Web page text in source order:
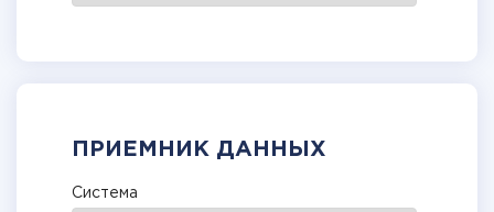
ПРИЕМНИК ДАННЫХ
Система